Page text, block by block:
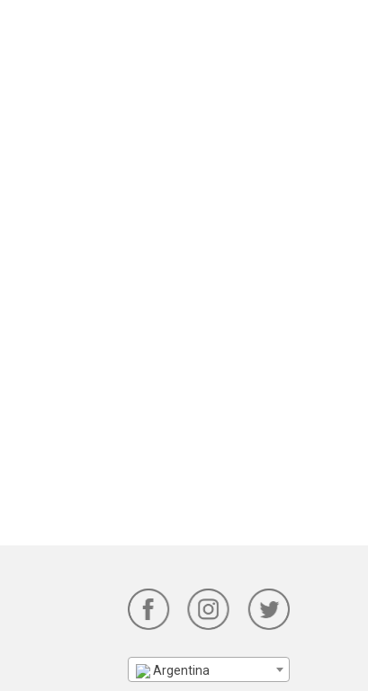
Argentina